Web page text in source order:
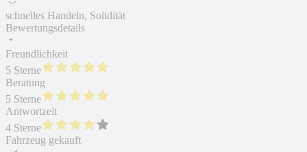
schnelles Handeln, Solidität
Bewertungsdetails
Freundlichkeit
5 Sterne
Beratung
5 Sterne
Antwortzeit
4 Sterne
Fahrzeug gekauft